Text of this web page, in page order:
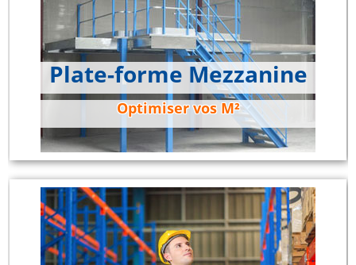
Plate-forme Mezzanine
Optimiser vos M²